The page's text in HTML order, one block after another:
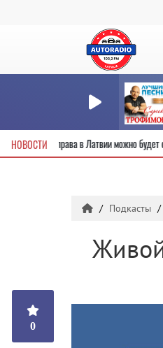
НОВОСТИ
новые водительские права в Латвии
Подкасты
0